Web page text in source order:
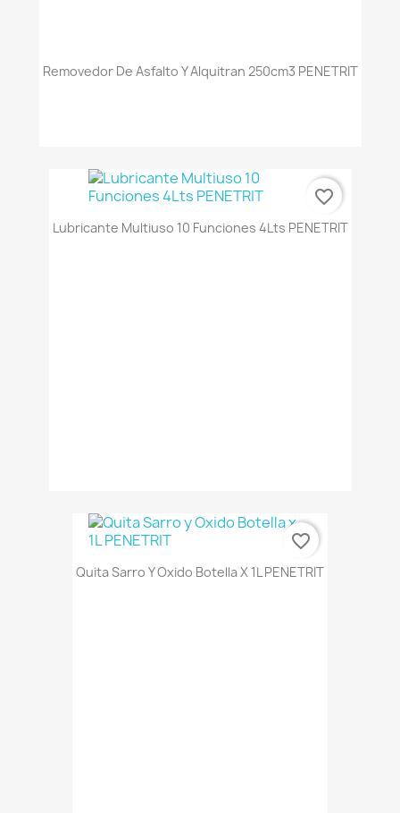
Removedor De Asfalto Y Alquitran 250cm3 PENETRIT
Lubricante Multiuso 10 Funciones 4Lts PENETRIT
favorite_border
Quita Sarro Y Oxido Botella X 1L PENETRIT
favorite_border